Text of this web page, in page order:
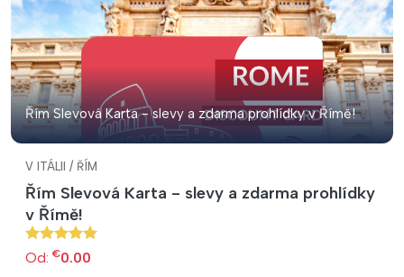
Řím Slevová Karta - slevy a zdarma prohlídky v Římě!
V ITÁLII / ŘÍM
Řím Slevová Karta - slevy a zdarma prohlídky
v Římě!
Od: €0.00